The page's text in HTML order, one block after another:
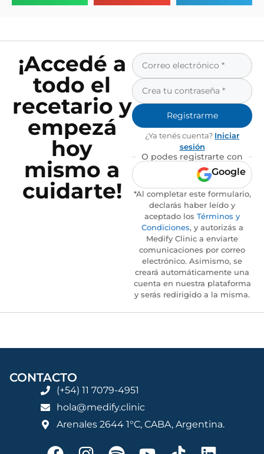
¡Accedé a
todo el
recetario y
empezá
hoy
mismo a
cuidarte!
Registrarme
¿Ya tenés cuenta? Iniciar
sesión
O podes registrarte con
Google
*Al completar este formulario,
declarás haber leído y
aceptado los Términos y
Condiciones, y autorizás a
Medify Clinic a enviarte
comunicaciones por correo
electrónico. Asimismo, se
creará automáticamente una
cuenta en nuestra plataforma
y serás redirigido a la misma.
CONTACTO
(+54) 11 7079-4951
hola@medify.clinic
Arenales 2644 1°C, CABA, Argentina.